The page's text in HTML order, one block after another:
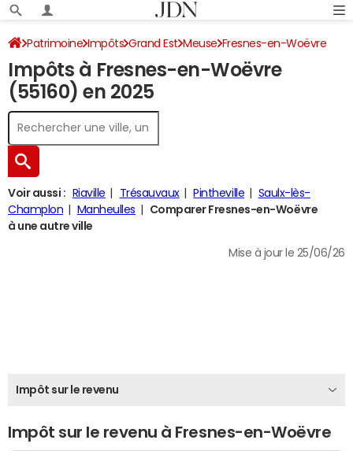
Patrimoine Impôts Grand Est Meuse Fresnes-en-Woëvre
Impôt sur le revenu
Impôts à Fresnes-en-Woëvre
(55160) en 2025
Voir aussi : Riaville Trésauvaux Pintheville
Saulx-lès-
Champlon
Manheulles
Comparer Fresnes-en-Woëvre
à une autre ville
Mise à jour le 25/06/26
Impôt sur le revenu
Impôt sur le revenu à Fresnes-en-Woëvre